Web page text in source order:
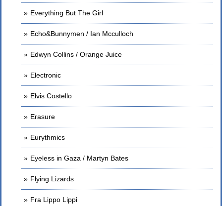
Everything But The Girl
Echo&Bunnymen / Ian Mcculloch
Edwyn Collins / Orange Juice
Electronic
Elvis Costello
Erasure
Eurythmics
Eyeless in Gaza / Martyn Bates
Flying Lizards
Fra Lippo Lippi